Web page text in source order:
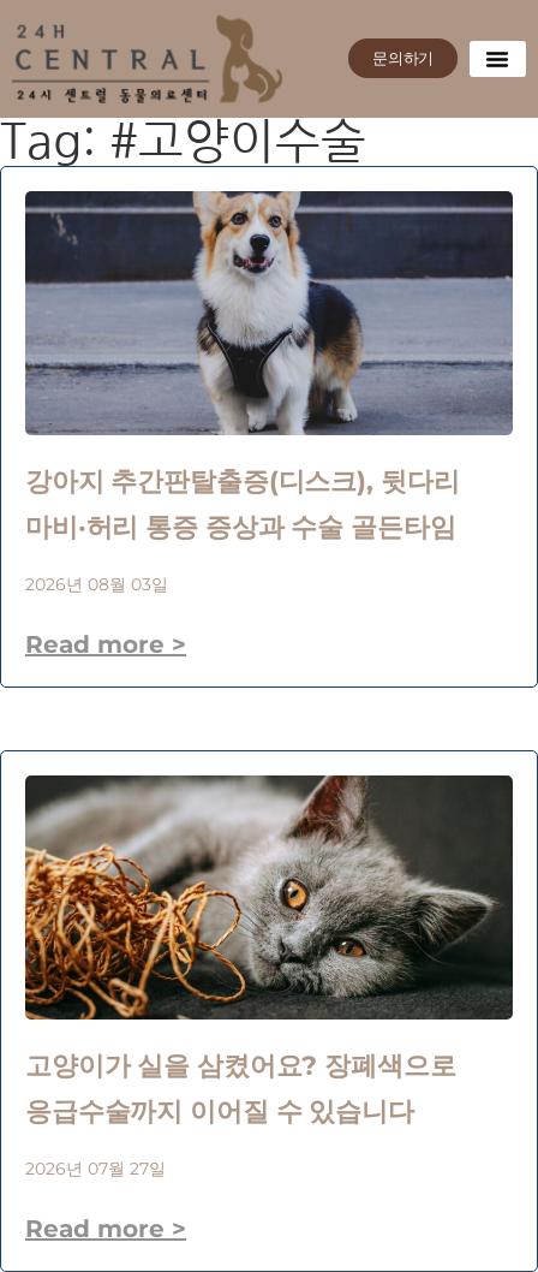
문의하기
Tag: #고양이수술
강아지 추간판탈출증(디스크), 뒷다리
마비·허리 통증 증상과 수술 골든타임
2026년 08월 03일
Read more >
고양이가 실을 삼켰어요? 장폐색으로
응급수술까지 이어질 수 있습니다
2026년 07월 27일
Read more >